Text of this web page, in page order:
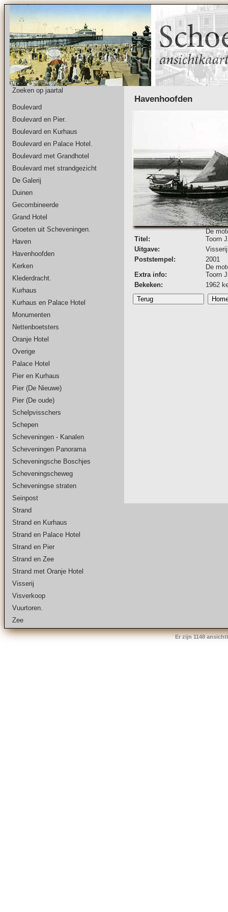
Zoeken op jaartal
Boulevard
Boulevard en Pier.
Boulevard en Kurhaus
Boulevard en Palace Hotel.
Boulevard met Grandhotel
Boulevard met strandgezicht
De Galerij
Duinen
Gecombineerde
Grand Hotel
Groeten uit Scheveningen.
Haven
Havenhoofden
Kerken
Klederdracht.
Kurhaus
Kurhaus en Palace Hotel
Monumenten
Nettenboetsters
Oranje Hotel
Overige
Palace Hotel
Pier en Kurhaus
Pier (De Nieuwe)
Pier (De oude)
Schelpvisschers
Schepen
Scheveningen - Kanalen
Scheveningen Panorama
Scheveningsche Boschjes
Scheveningscheweg
Scheveningse straten
Seinpost
Strand
Strand en Kurhaus
Strand en Palace Hotel
Strand en Pier
Strand en Zee
Strand met Oranje Hotel
Visserij
Visverkoop
Vuurtoren.
Zee
Havenhoofden
Titel:
De
Toorn
Uitgave:
Poststempel:
2001
Extra info:
De
Toorn
Bekeken:
1962
Er zijn 1148